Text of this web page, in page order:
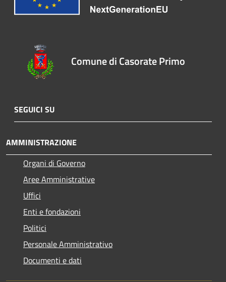
Comune di Casorate Primo
SEGUICI SU
AMMINISTRAZIONE
Organi di Governo
Aree Amministrative
Uffici
Enti e fondazioni
Politici
Personale Amministrativo
Documenti e dati